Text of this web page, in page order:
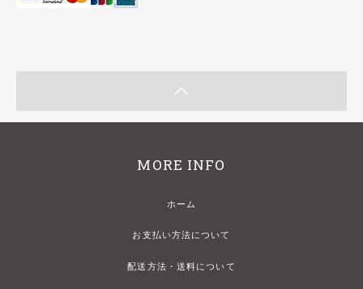
MORE INFO
ホーム
お支払い方法について
配送方法・送料について